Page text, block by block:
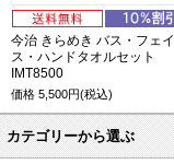
今治 きらめき バス・フェイ
ス・ハンドタオルセット
IMT8500
価格 5,500円(税込)
カテゴリーから選ぶ